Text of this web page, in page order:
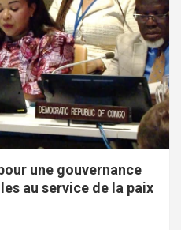
une gouvernance
au service de la paix